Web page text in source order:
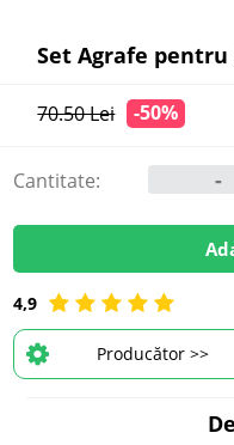
4,9
Producător >>
Set Agrafe pentru
70.50 Lei -50%
Cantitate: -